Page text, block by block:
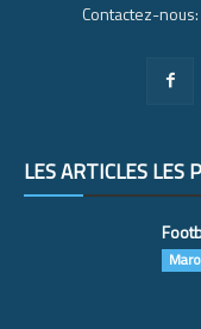
Contactez-nous:
LES ARTICLES LES